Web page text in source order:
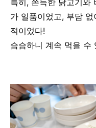
특히, 쫀득한 닭고기와
가 일품이었고, 부담 없
적이었다!
슴슴하니 계속 먹을 수